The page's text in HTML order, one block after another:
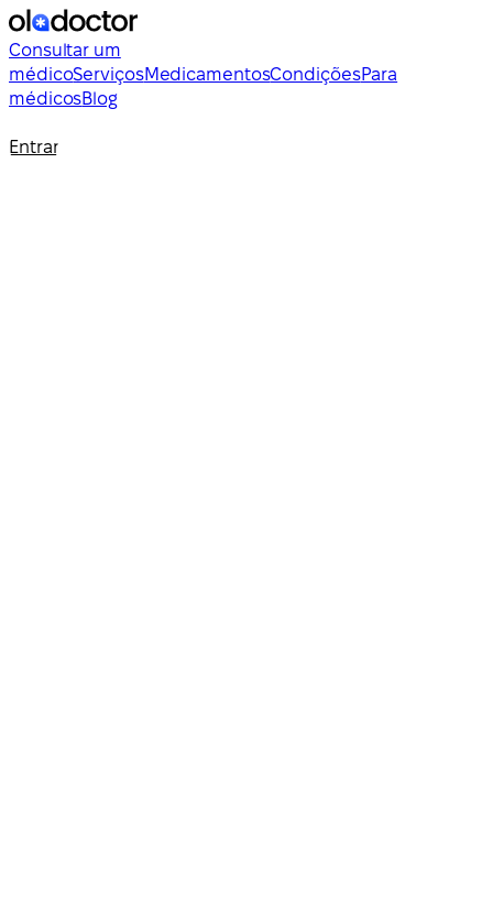
Consultar um
médicoServiçosMedicamentosCondiçõesPara
médicosBlog
Entrar